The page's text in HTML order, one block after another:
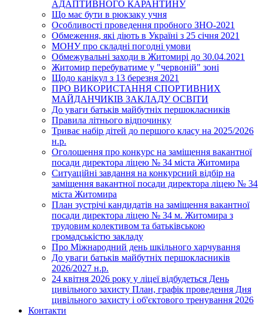
АДАПТИВНОГО КАРАНТИНУ
Що має бути в рюкзаку учня
Особливості проведення пробного ЗНО-2021
Обмеження, які діють в Україні з 25 січня 2021
МОНУ про складні погодні умови
Обмежувальні заходи в Житомирі до 30.04.2021
Житомир перебуватиме у "червоній" зоні
Щодо канікул з 13 березня 2021
ПРО ВИКОРИСТАННЯ СПОРТИВНИХ
МАЙДАНЧИКІВ ЗАКЛАДУ ОСВІТИ
До уваги батьків майбутніх першокласників
Правила літнього відпочинку
Триває набір дітей до першого класу на 2025/2026
н.р.
Оголошення про конкурс на заміщення вакантної
посади директора ліцею № 34 міста Житомира
Ситуаційні завдання на конкурсний відбір на
заміщення вакантної посади директора ліцею № 34
міста Житомира
План зустрічі кандидатів на заміщення вакантної
посади директора ліцею № 34 м. Житомира з
трудовим колективом та батьківською
громадськістю закладу
Про Міжнародний день шкільного харчування
До уваги батьків майбутніх першокласників
2026/2027 н.р.
24 квітня 2026 року у ліцеї відбудеться День
цивільного захисту План, графік проведення Дня
цивільного захисту і об'єктового тренування 2026
Контакти